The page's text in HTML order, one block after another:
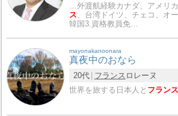
…外渡航経験カナダ、アメリ
ス 、台湾ドイツ、チェコ、オ
韓国3.資格教員免…
mayonakanoonara
真夜中のおなら
20代 フランス ロレーヌ
世界を旅する日本人と フランス